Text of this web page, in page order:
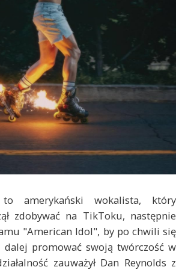
amerykański wokalista, który
zdobywać na TikToku, następnie
"American Idol", by po chwili się
dalej promować swoją twórczość w
zauważył Dan Reynolds z